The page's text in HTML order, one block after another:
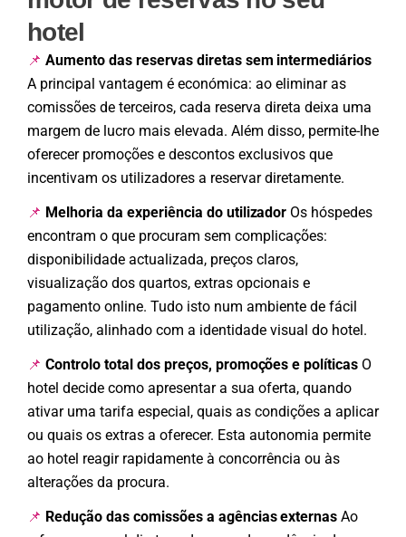
hotel
📌 Aumento das reservas diretas sem intermediários
A principal vantagem é económica: ao eliminar as
comissões de terceiros, cada reserva direta deixa uma
margem de lucro mais elevada. Além disso, permite-lhe
oferecer promoções e descontos exclusivos que
incentivam os utilizadores a reservar diretamente.
📌 Melhoria da experiência do utilizador Os hóspedes
encontram o que procuram sem complicações:
disponibilidade actualizada, preços claros,
visualização dos quartos, extras opcionais e
pagamento online. Tudo isto num ambiente de fácil
utilização, alinhado com a identidade visual do hotel.
📌 Controlo total dos preços, promoções e políticas O
hotel decide como apresentar a sua oferta, quando
ativar uma tarifa especial, quais as condições a aplicar
ou quais os extras a oferecer. Esta autonomia permite
ao hotel reagir rapidamente à concorrência ou às
alterações da procura.
📌 Redução das comissões a agências externas Ao